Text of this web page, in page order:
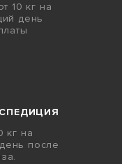
10 кг на
день
кг на
после